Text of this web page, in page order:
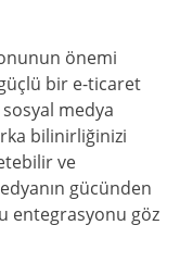
önemi
bir e-ticaret
medya
bilinirliğinizi
ve
gücünden
entegrasyonu göz